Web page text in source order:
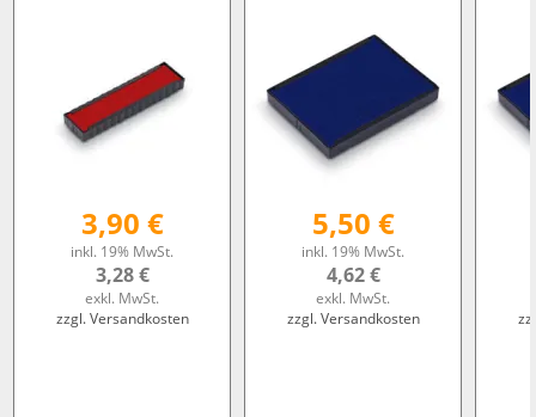
3,90 €
inkl. 19% MwSt.
3,28 €
exkl. MwSt.
zzgl. Versandkosten
5,50 €
inkl. 19% MwSt.
4,62 €
exkl. MwSt.
zzgl. Versandkosten